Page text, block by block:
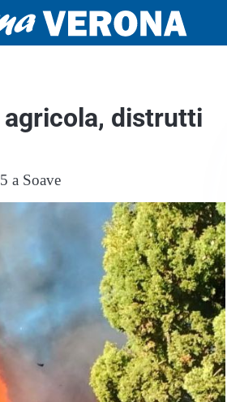
agricola, distrutti
a Soave